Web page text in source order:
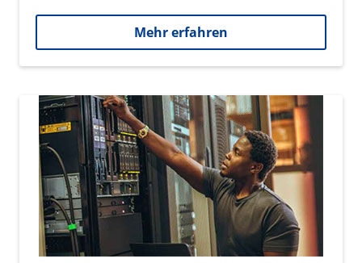
Mehr erfahren